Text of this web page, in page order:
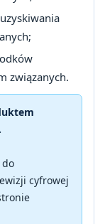
związanych.
cyfrowej